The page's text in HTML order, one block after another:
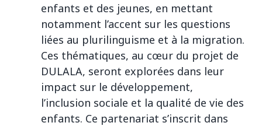
enfants et des jeunes, en mettant
notamment l’accent sur les questions
liées au plurilinguisme et à la migration.
Ces thématiques, au cœur du projet de
DULALA, seront explorées dans leur
impact sur le développement,
l’inclusion sociale et la qualité de vie des
enfants. Ce partenariat s’inscrit dans